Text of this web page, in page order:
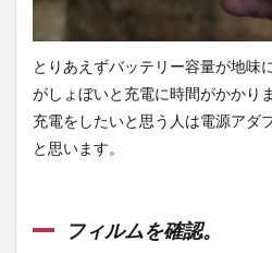
4.3
バッ
テリ
ー関
連を
認。
他を
とりあえずバッテリー容量が地味
がしょぼいと充電に時間がかかり
充電をしたいと思う人は電源アダ
と思います。
フィルムを確認。